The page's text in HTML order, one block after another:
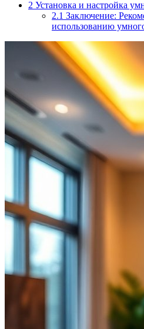
2 Установка и настройка
2.1 Заключение:
использованию